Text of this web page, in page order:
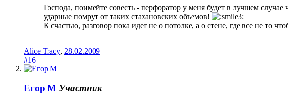
Господа, поимейте совесть - перфоратор у меня будет в лучшем
ударные помрут от таких стахановских объемов!
К счастью, разговор пока идет не о потолке, а о стене, где все не то
Alice Tracy, 28.02.2009
#16
Егор М Участник